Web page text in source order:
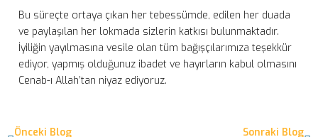
Bu süreçte ortaya çıkan her tebessümde, edilen her duada
ve paylaşılan her lokmada sizlerin katkısı bulunmaktadır.
İyiliğin yayılmasına vesile olan tüm bağışçılarımıza teşekkür
ediyor, yapmış olduğunuz ibadet ve hayırların kabul olmasını
Cenab-ı Allah’tan niyaz ediyoruz.
Önceki Blog Sonraki Blog